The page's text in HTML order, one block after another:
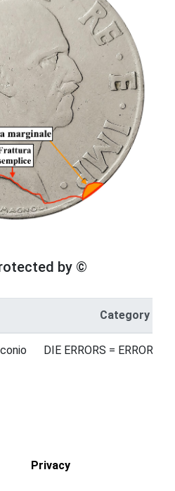
by ©
Category
DIE ERRORS = ERRORI
Privacy